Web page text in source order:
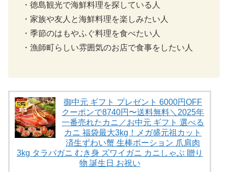
・徳島観光で海鮮料理を探している人
・家族や友人と海鮮料理を楽しみたい人
・季節のはもやふぐ料理を食べたい人
・漁師町らしい雰囲気のお店で食事をしたい人
御中元 ギフト プレゼント 6000円OFF
クーポンで8740円〜送料無料＼2025年
一番売れたカニ／お中元 ギフト 選べる
カニ 福袋最大3kg！メガ盛元祖カット
済生ずわい蟹 生棒ポーション 爪肩肉
3kg タラバガニ むき身 ズワイガニ カニしゃぶ 贈り
物 誕生日 お祝い